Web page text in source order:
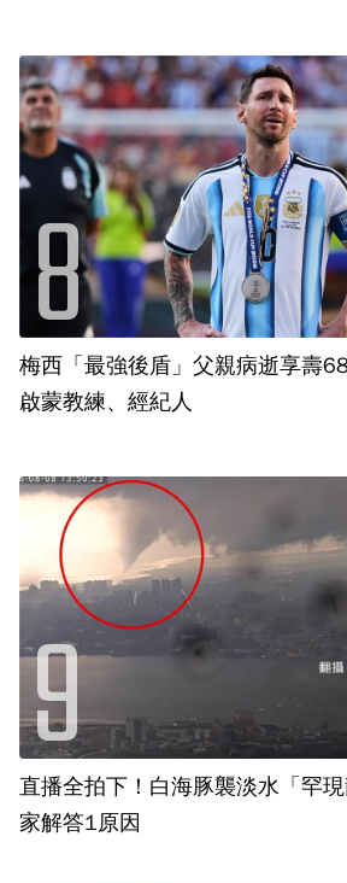
梅西「最強後盾」父親病逝享壽
啟蒙教練、經紀人
直播全拍下！白海豚襲淡水「罕
家解答1原因